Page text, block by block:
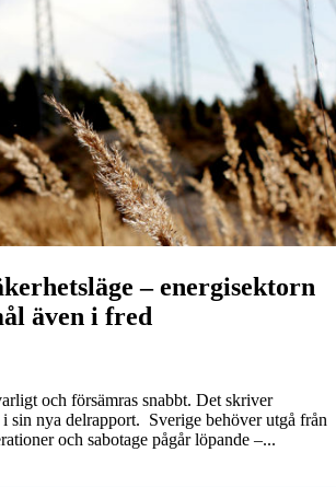
– energisektorn
även i fred
och försämras snabbt. Det skriver
sin nya delrapport. Sverige behöver utgå från
och sabotage pågår löpande –...